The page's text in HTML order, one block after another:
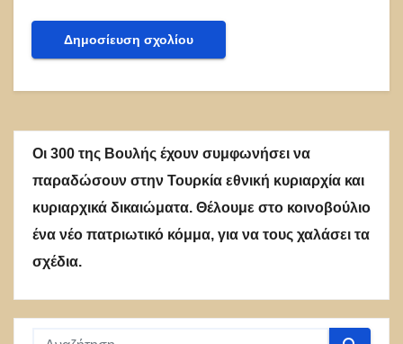
Οι 300 της Βουλής έχουν συμφωνήσει να
παραδώσουν στην Τουρκία εθνική κυριαρχία και
κυριαρχικά δικαιώματα. Θέλουμε στο κοινοβούλιο
ένα νέο πατριωτικό κόμμα, για να τους χαλάσει τα
σχέδια.